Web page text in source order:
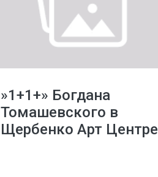
»1+1+» Богдана
Томашевского в
Щербенко Арт Центре